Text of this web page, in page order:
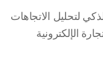
لتحليل الاتجاهات